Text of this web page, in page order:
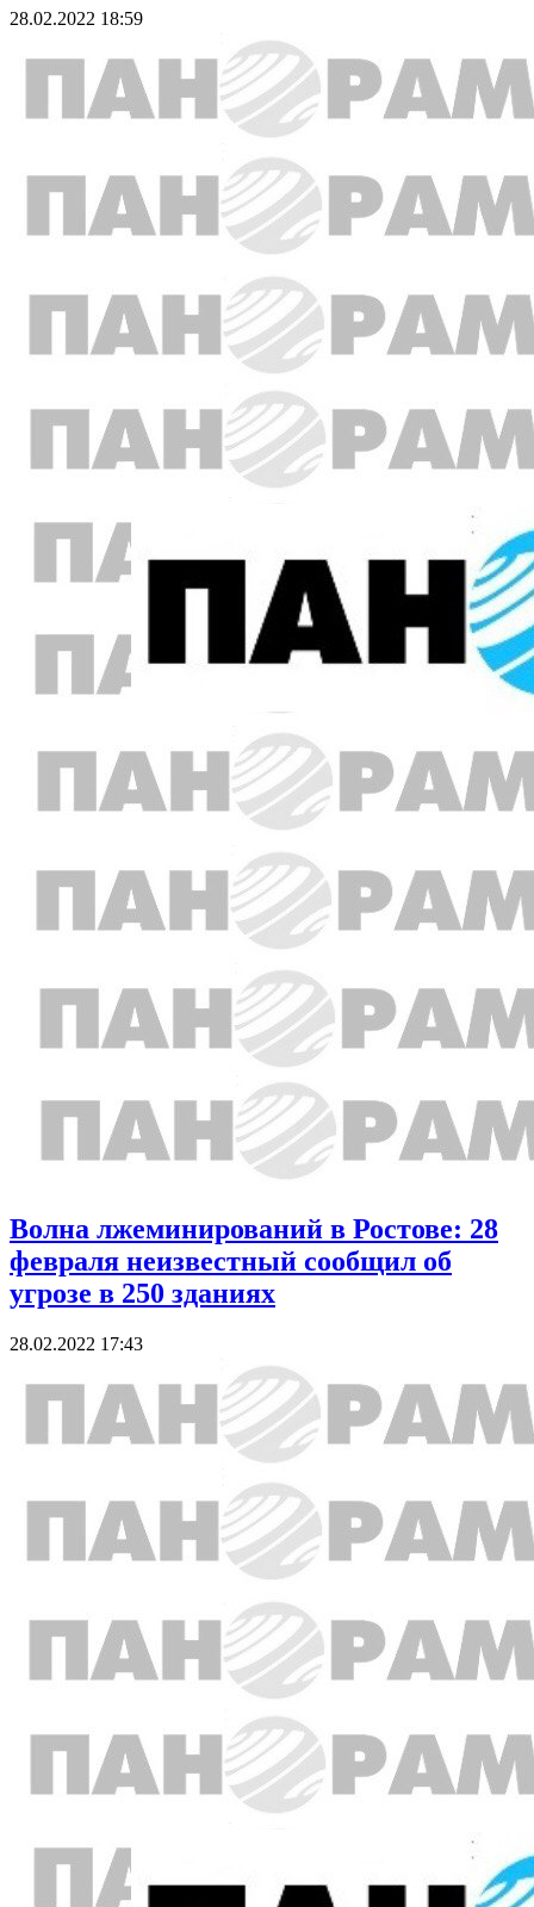
28.02.2022 18:59
Волна лжеминирований в Ростове: 28
февраля неизвестный сообщил об
угрозе в 250 зданиях
28.02.2022 17:43